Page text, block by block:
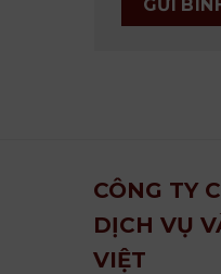
CÔNG TY
DỊCH VỤ
VIỆT